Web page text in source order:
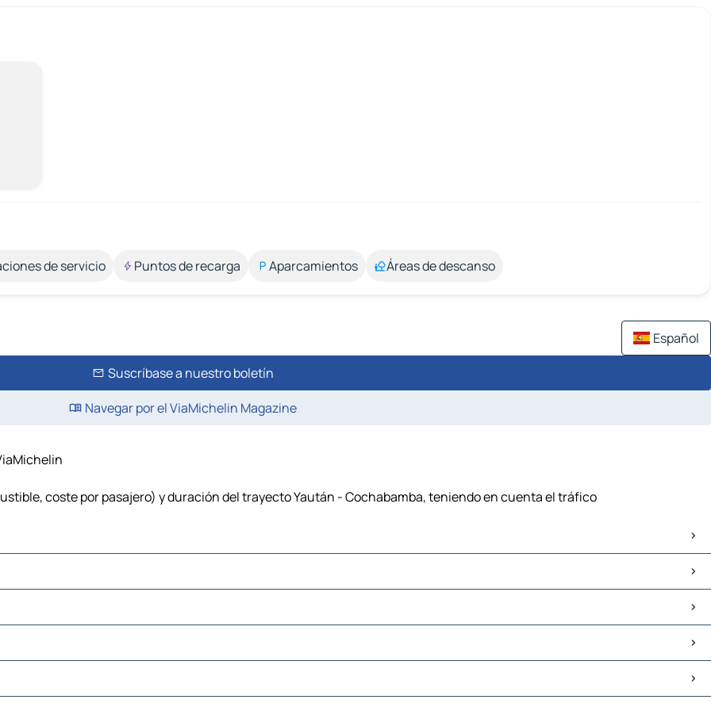
de servicio Puntos de recarga Aparcamientos Áreas de descanso
Español
Suscríbase a nuestro boletín
Navegar por el ViaMichelin Magazine
coste por pasajero) y duración del trayecto Yaután - Cochabamba, teniendo en cuenta el tráfico